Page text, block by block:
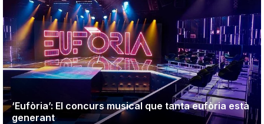
‘Eufòria’: El concurs musical que tanta eufòria està
generant